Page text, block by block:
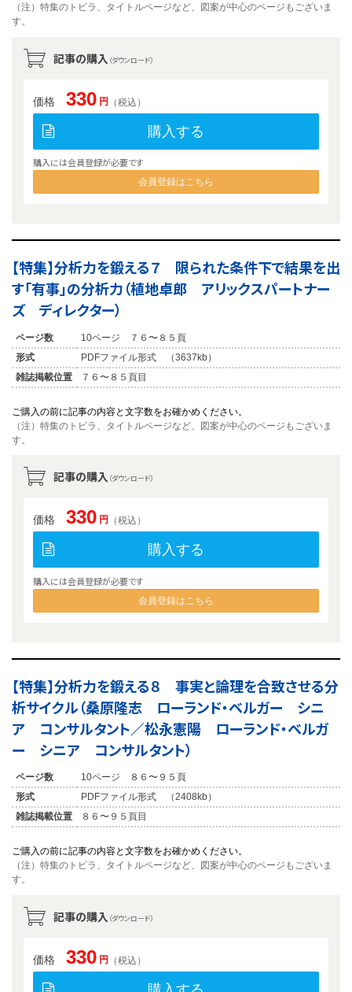
（注）特集のトビラ、タイトルページなど、図案が中心のページもございま
す。
記事の購入 （ダウンロード）
価格 330 円 （税込）
購入する
購入には会員登録が必要です
会員登録はこちら
【特集】分析力を鍛える７ 限られた条件下で結果を出
す「有事」の分析力（植地卓郎 アリックスパートナー
ズ ディレクター）
ページ数
10ページ ７６〜８５頁
形式
PDFファイル形式 （3637kb）
雑誌掲載位置
７６〜８５頁目
ご購入の前に記事の内容と文字数をお確かめください。
（注）特集のトビラ、タイトルページなど、図案が中心のページもございま
す。
記事の購入 （ダウンロード）
価格 330 円 （税込）
購入する
購入には会員登録が必要です
会員登録はこちら
【特集】分析力を鍛える８ 事実と論理を合致させる分
析サイクル（桑原隆志 ローランド・ベルガー シニ
ア コンサルタント／松永憲陽 ローランド・ベルガ
ー シニア コンサルタント）
ページ数
10ページ ８６〜９５頁
形式
PDFファイル形式 （2408kb）
雑誌掲載位置
８６〜９５頁目
ご購入の前に記事の内容と文字数をお確かめください。
（注）特集のトビラ、タイトルページなど、図案が中心のページもございま
す。
記事の購入 （ダウンロード）
価格 330 円 （税込）